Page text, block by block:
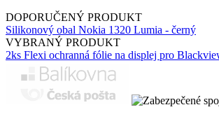
DOPORUČENÝ PRODUKT
Silikonový obal Nokia 1320 Lumia - černý
VYBRANÝ PRODUKT
2ks Flexi ochranná fólie na displej pro